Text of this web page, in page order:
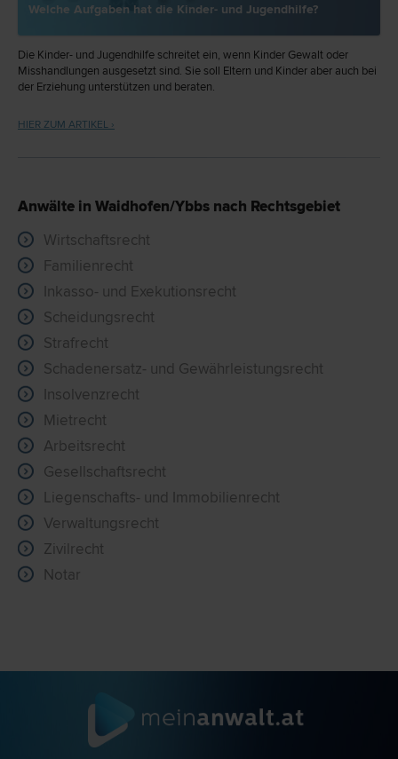
Welche Aufgaben hat die Kinder- und Jugendhilfe?
Die Kinder- und Jugendhilfe schreitet ein, wenn Kinder Gewalt oder
Misshandlungen ausgesetzt sind. Sie soll Eltern und Kinder aber auch bei
der Erziehung unterstützen und beraten.
HIER ZUM ARTIKEL ›
Anwälte in Waidhofen/Ybbs nach Rechtsgebiet
Wirtschaftsrecht
Familienrecht
Inkasso- und Exekutionsrecht
Scheidungsrecht
Strafrecht
Schadenersatz- und Gewährleistungsrecht
Insolvenzrecht
Mietrecht
Arbeitsrecht
Gesellschaftsrecht
Liegenschafts- und Immobilienrecht
Verwaltungsrecht
Zivilrecht
Notar